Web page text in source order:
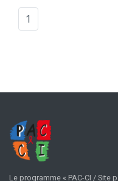
1
Le programme « PAC-CI / Site